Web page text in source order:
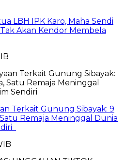
LBH IPK Karo, Maha Sendi
Akan Kendor Membela
Terkait Gunung Sibayak: 9
Remaja Meninggal Dunia